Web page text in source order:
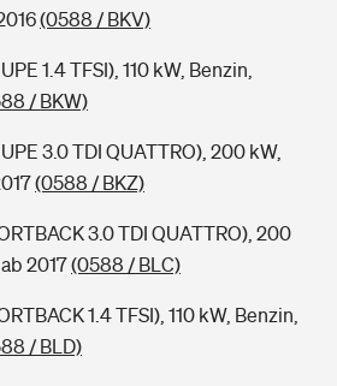
(0588 / BKV)
1.4 TFSI), 110 kW, Benzin,
/ BKW)
3.0 TDI QUATTRO), 200 kW,
(0588 / BKZ)
3.0 TDI QUATTRO), 200
2017(0588 / BLC)
1.4 TFSI), 110 kW, Benzin,
/ BLD)